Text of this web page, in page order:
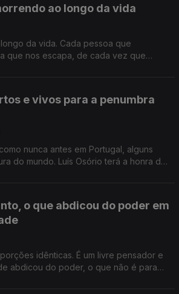
ao longo da vida
da vida. Cada pessoa que
que nos escapa, de cada vez que
e vivos para a penumbra
nunca antes em Portugal, alguns
do mundo. Luís Osório terá a honra de
o que abdicou do poder em
idênticas. É um livre pensador e
abdicou do poder, o que não é para